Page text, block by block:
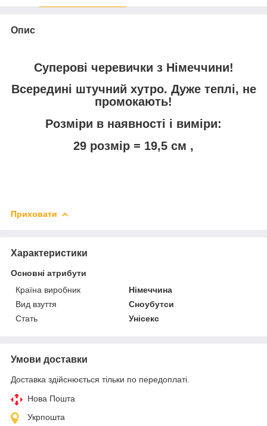
Опис
Суперові черевички з Німеччини!
Всередині штучний хутро. Дуже теплі, не
промокають!
Розміри в наявності і виміри:
29 розмір = 19,5 см ,
Приховати
Характеристики
Основні атрибути
Країна виробник
Німеччина
Вид взуття
Сноубутси
Стать
Унісекс
Умови доставки
Доставка здійснюється тільки по передоплаті.
Нова Пошта
Укрпошта